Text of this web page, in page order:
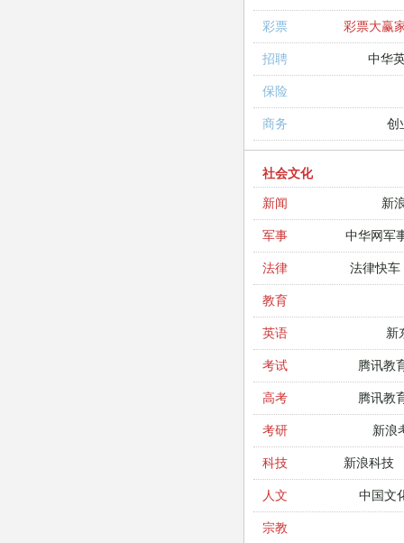
彩票 彩票大赢
招聘 中华
保险
商务 创
社会文化
新闻
新
军事 中华网军
法律 法律快车
教育
英语 新
考试 腾讯教
高考 腾讯教
考研 新浪
科技 新浪科技
人文 中国文
宗教